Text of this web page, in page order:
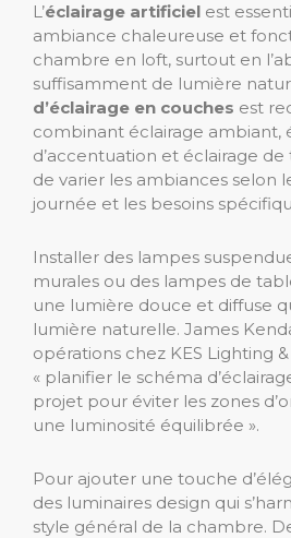
L’éclairage artificiel est
ambiance chaleureuse et
chambre en loft, surtout en
suffisamment de lumière
d’éclairage en couches est
combinant éclairage ambiant,
d’accentuation et éclairage
de varier les ambiances selon
journée et les besoins
Installer des lampes
murales ou des lampes de
une lumière douce et diffuse
lumière naturelle. James
opérations chez KES Lighting
« planifier le schéma
projet pour éviter les zones
une luminosité équilibrée ».
Pour ajouter une touche
des luminaires design qui
style général de la chambre.